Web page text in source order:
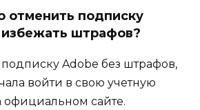
отменить подписку
штрафов?
Adobe без штрафов,
войти в свою учетную
официальном сайте.